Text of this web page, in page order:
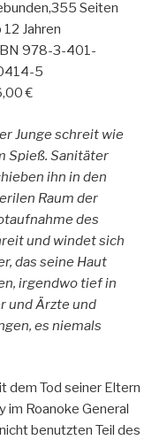
Seiten
12 Jahren
978-3-401-
5
€
Junge schreit wie
Spieß. Sanitäter
ihn in den
Raum der
des
und windet sich
das seine Haut
irgendwo tief in
und Ärzte und
es niemals
dem Tod seiner Eltern
im Roanoke General
benutzten Teil des